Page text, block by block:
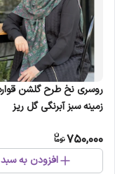
زمینه سبز آبرنگی گل ریز
750,000
افزودن به سبد